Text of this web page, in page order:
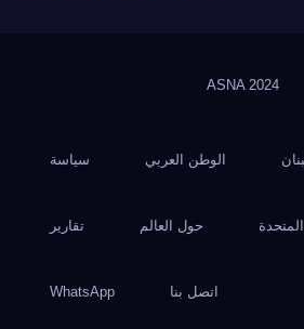
ASNA 2024
الوطن العربي سياسة
المتحدة حول العالم تقارير
اتصل بنا WhatsApp